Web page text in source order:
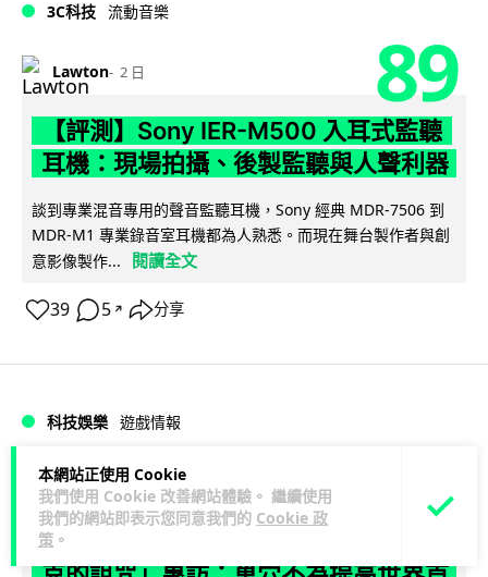
本網站正使用 Cookie
我們使用 Cookie 改善網站體驗。 繼續使用
我們的網站即表示您同意我們的 Cookie 政
策 。
3C科技 流動音樂
Lawton 2 日 89
【評測】Sony IER-M500 入耳式監聽
耳機：現場拍攝、後製監聽與人聲利器
談到專業混音專用的聲音監聽耳機，Sony 經典 MDR-7506 到
MDR-M1 專業錄音室耳機都為人熟悉。而現在舞台製作者與創
意影像製作...
閱讀全文
39 5 ↗ 分享
科技娛樂 遊戲情報
天恩 2 日
《魔獸世界：至暗之夜》12.1 「烏拉特